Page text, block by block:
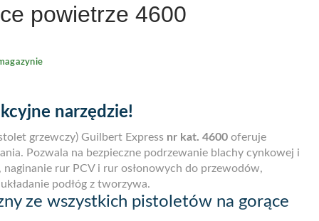
powietrze 4600
narzędzie!
grzewczy) Guilbert Express nr kat. 4600 oferuje
Pozwala na bezpieczne podrzewanie blachy cynkowej i
rur PCV i rur osłonowych do przewodów,
podłóg z tworzywa.
ze wszystkich pistoletów na gorące